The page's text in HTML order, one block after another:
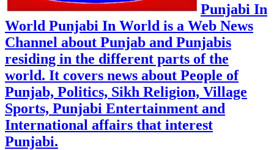
Punjabi In
World Punjabi In World is a Web News
Channel about Punjab and Punjabis
residing in the different parts of the
world. It covers news about People of
Punjab, Politics, Sikh Religion, Village
Sports, Punjabi Entertainment and
International affairs that interest
Punjabi.